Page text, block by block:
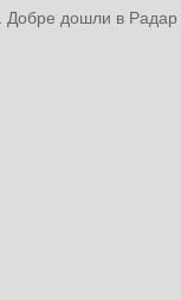
Добре дошли в Радар